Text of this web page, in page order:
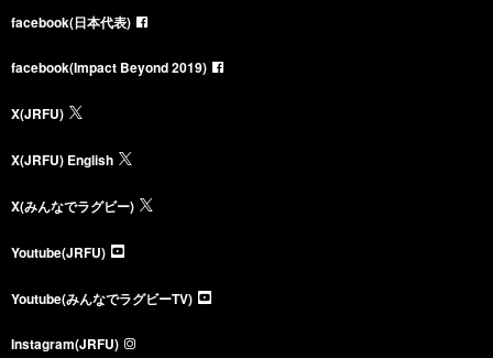
facebook(日本代表)
facebook(Impact Beyond 2019)
X(JRFU)
X(JRFU) English
X(みんなでラグビー)
Youtube(JRFU)
Youtube(みんなでラグビーTV)
Instagram(JRFU)